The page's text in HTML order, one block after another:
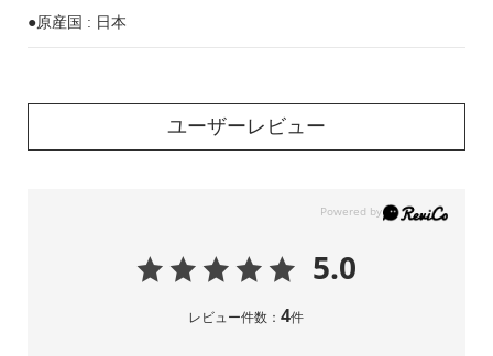
●原産国 : 日本
ユーザーレビュー
5.0
レビュー件数：4件